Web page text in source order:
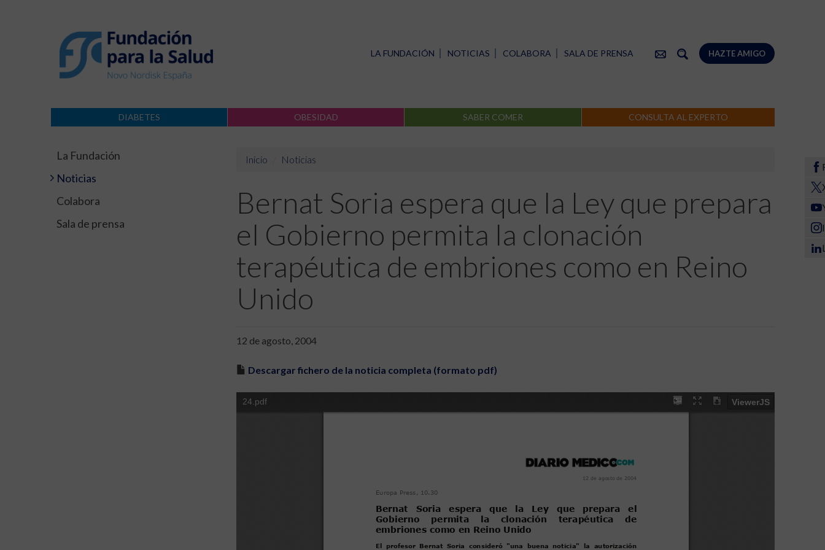
HAZTE AMIGO
LA FUNDACIÓN NOTICIAS COLABORA SALA DE PRENSA
DIABETES OBESIDAD SABER COMER CONSULTA AL EXPERTO
La Fundación
Noticias
Colabora
Sala de prensa
Inicio Noticias
Bernat Soria espera que la Ley que prepara
el Gobierno permita la clonación
terapéutica de embriones como en Reino
Unido
12 de agosto, 2004
Descargar fichero de la noticia completa (formato pdf)